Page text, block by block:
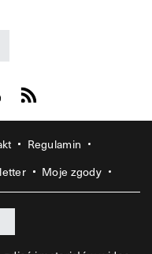
us on Youtube
Visit us on Rss
Regulamin
Moje zgody